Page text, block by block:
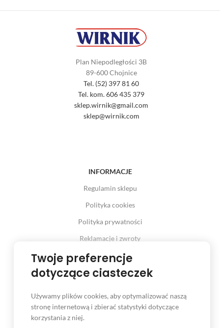
Plan Niepodległości 3B
89-600 Chojnice
Tel. (52) 397 81 60
Tel. kom. 606 435 379
sklep.wirnik@gmail.com
sklep@wirnik.com
INFORMACJE
Regulamin sklepu
Polityka cookies
Polityka prywatności
Reklamacje i zwroty
Prawo odstąpienia od umowy
INFORMACJE
Twoje preferencje
dotyczące ciasteczek
Używamy plików cookies, aby optymalizować naszą
stronę internetową i zbierać statystyki dotyczące
korzystania z niej.